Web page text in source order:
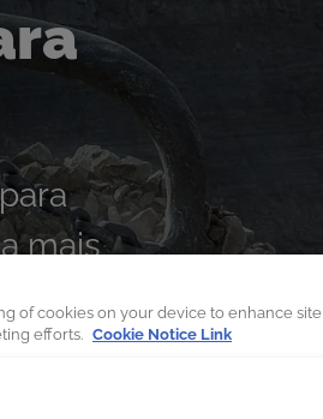
Armourblade™
mais
of cookies on your device to enhance site
efforts. Cookie Notice Link